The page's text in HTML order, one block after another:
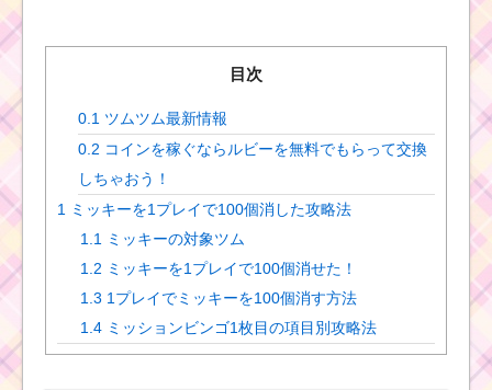
目次
0.1 ツムツム最新情報
0.2 コインを稼ぐならルビーを無料でもらって交換
しちゃおう！
1
ミッキーを1プレイで100個消した攻略法
1.1
ミッキーの対象ツム
1.2 ミッキーを1プレイで100個消せた！
1.3 1プレイでミッキーを100個消す方法
1.4 ミッションビンゴ1枚目の項目別攻略法